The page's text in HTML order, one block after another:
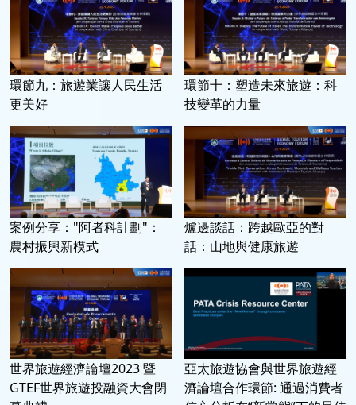
環節九：旅遊業讓人民生活
更美好
環節十：塑造未來旅遊：科
技變革的力量
案例分享："阿者科計劃"：
農村振興新模式
爐邊談話：跨越歐亞的對
話：山地與健康旅遊
世界旅遊經濟論壇2023 暨
GTEF世界旅遊投融資大會閉
亞太旅遊協會與世界旅遊經
濟論壇合作環節: 通過消費者